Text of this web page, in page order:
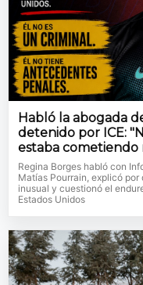
Habló la abogada
detenido por ICE:
estaba
Regina Borges habló con
Matías Pourrain, explicó
inusual y cuestionó el
Estados Unidos